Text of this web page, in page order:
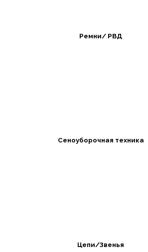
Ремни/ РВД
Сеноуборочная техника
Цепи/Звенья